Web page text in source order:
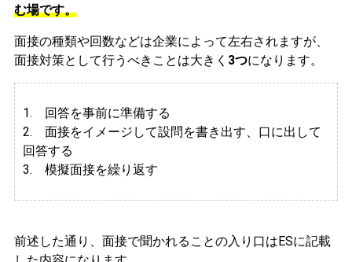
む場です。
面接の種類や回数などは企業によって左右されますが、
面接対策として行うべきことは大きく 3つになります。
1. 回答を事前に準備する
2. 面接をイメージして設問を書き出す、口に出して
回答する
3. 模擬面接を繰り返す
前述した通り、面接で聞かれることの入り口はESに記載